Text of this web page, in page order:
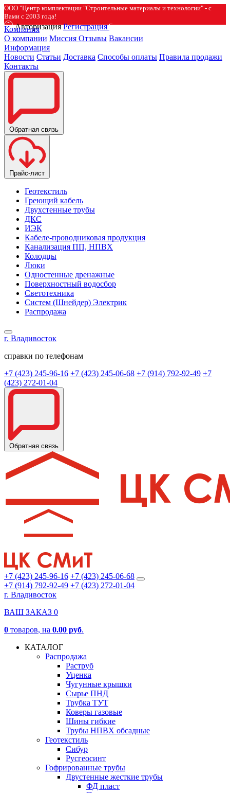
ООО "Центр комплектации "Строительные материалы и технологии" - с
Вами с 2003 года!
Авторизация Регистрация
Компания
О компании Миссия Отзывы Вакансии
Информация
Новости Статьи Доставка Способы оплаты Правила продажи
Контакты
Обратная связь
Прайс-лист
Геотекстиль
Греющий кабель
Двухстенные трубы
ДКС
ИЭК
Кабеле-проводниковая продукция
Канализация ПП, НПВХ
Колодцы
Люки
Одностенные дренажные
Поверхностный водосбор
Светотехника
Систем (Шнейдер) Электрик
Распродажа
г. Владивосток
справки по телефонам
+7 (423) 245-96-16 +7 (423) 245-06-68 +7 (914) 792-92-49 +7
(423) 272-01-04
Обратная связь
+7 (423) 245-96-16 +7 (423) 245-06-68
+7 (914) 792-92-49 +7 (423) 272-01-04
г. Владивосток
ВАШ ЗАКАЗ 0
0 товаров, на 0.00 руб.
КАТАЛОГ
Распродажа
Раструб
Уценка
Чугунные крышки
Сырье ПНД
Трубка ТУТ
Коверы газовые
Шины гибкие
Трубы НПВХ обсадные
Геотекстиль
Сибур
Русгеосинт
Гофрированные трубы
Двустенные жесткие трубы
ФД пласт